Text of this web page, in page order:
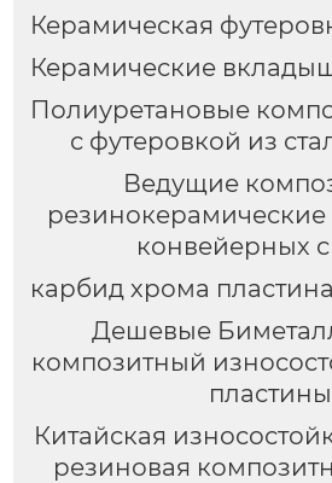
Керамическая
Керамические
Полиуретановые
с футеровкой из
Ведущие
конвейерных
карбид хрома
Дешевые
композитный
пластины
Китайская
резиновая